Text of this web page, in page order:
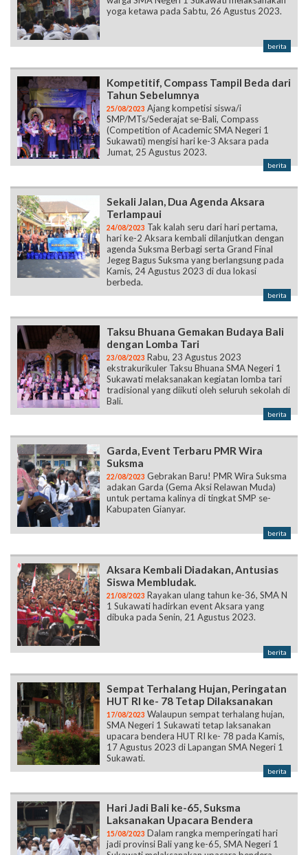
yoga ketawa pada Sabtu, 26 Agustus 2023.
berita
Kompetitif, Compass Tampil Beda dari
Tahun Sebelumnya
25/08/2023 Ajang kompetisi siswa/i
SMP/MTs/Sederajat se-Bali, Compass
(Competition of Academic SMA Negeri 1
Sukawati) mengisi hari ke-3 Aksara pada
Jumat, 25 Agustus 2023.
berita
Sekali Jalan, Dua Agenda Aksara
Terlampaui
24/08/2023 Tak kalah seru dari hari pertama,
hari ke-2 Aksara kembali dilanjutkan dengan
agenda Suksma Berbagi serta Grand Final
Jegeg Bagus Suksma yang berlangsung pada
Kamis, 24 Agustus 2023 di dua lokasi
berbeda.
berita
Taksu Bhuana Gemakan Budaya Bali
dengan Lomba Tari
23/08/2023 Rabu, 23 Agustus 2023
ekstrakurikuler Taksu Bhuana SMA Negeri 1
Sukawati melaksanakan kegiatan lomba tari
tradisional yang diikuti oleh seluruh sekolah di
Bali.
berita
Garda, Event Terbaru PMR Wira
Suksma
22/08/2023 Gebrakan Baru! PMR Wira Suksma
adakan Garda (Gema Aksi Relawan Muda)
untuk pertama kalinya di tingkat SMP se-
Kabupaten Gianyar.
berita
Aksara Kembali Diadakan, Antusias
Siswa Membludak.
21/08/2023 Rayakan ulang tahun ke-36, SMA N
1 Sukawati hadirkan event Aksara yang
dibuka pada Senin, 21 Agustus 2023.
berita
Sempat Terhalang Hujan, Peringatan
HUT RI ke- 78 Tetap Dilaksanakan
17/08/2023 Walaupun sempat terhalang hujan,
SMA Negeri 1 Sukawati tetap laksanakan
upacara bendera HUT RI ke- 78 pada Kamis,
17 Agustus 2023 di Lapangan SMA Negeri 1
Sukawati.
berita
Hari Jadi Bali ke-65, Suksma
Laksanakan Upacara Bendera
15/08/2023 Dalam rangka memperingati hari
jadi provinsi Bali yang ke-65, SMA Negeri 1